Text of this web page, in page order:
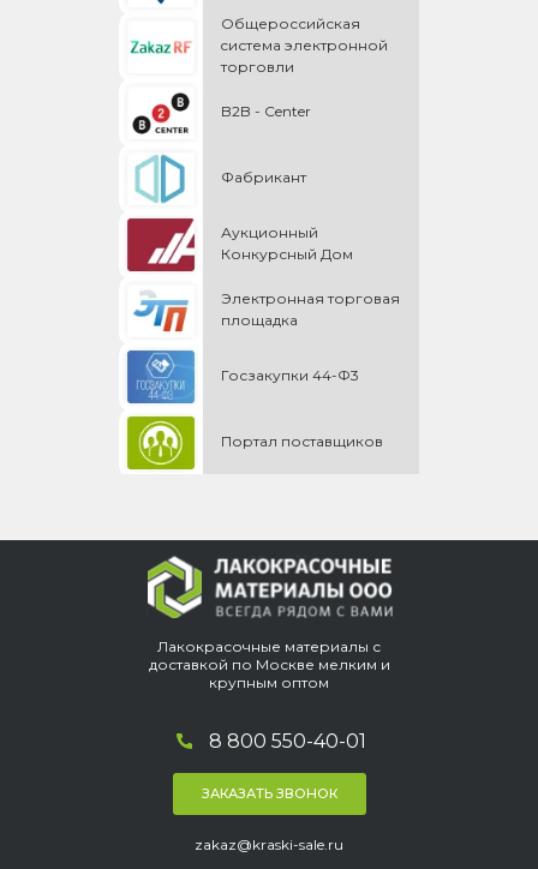
Общероссийская
cистема электронной
торговли
B2B - Center
Фабрикант
Аукционный
Конкурсный Дом
Электронная торговая
площадка
Госзакупки 44-Ф3
Портал поставщиков
Лакокрасочные материалы с
доставкой по Москве мелким и
крупным оптом
8 800 550-40-01
ЗАКАЗАТЬ ЗВОНОК
zakaz@kraski-sale.ru